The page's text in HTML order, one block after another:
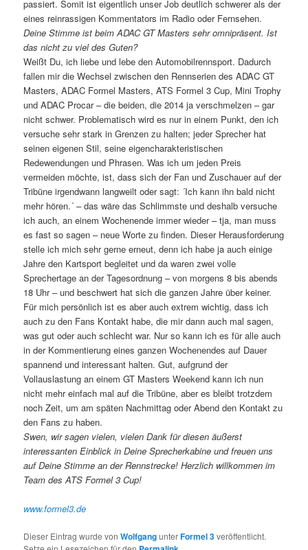
passiert. Somit ist eigentlich unser Job deutlich schwerer als der
eines reinrassigen Kommentators im Radio oder Fernsehen.
Deine Stimme ist beim ADAC GT Masters sehr omnipräsent. Ist
das nicht zu viel des Guten?
Weißt Du, ich liebe und lebe den Automobilrennsport. Dadurch
fallen mir die Wechsel zwischen den Rennserien des ADAC GT
Masters, ADAC Formel Masters, ATS Formel 3 Cup, Mini Trophy
und ADAC Procar – die beiden, die 2014 ja verschmelzen – gar
nicht schwer. Problematisch wird es nur in einem Punkt, den ich
versuche sehr stark in Grenzen zu halten; jeder Sprecher hat
seinen eigenen Stil, seine eigencharakteristischen
Redewendungen und Phrasen. Was ich um jeden Preis
vermeiden möchte, ist, dass sich der Fan und Zuschauer auf der
Tribüne irgendwann langweilt oder sagt: ´Ich kann ihn bald nicht
mehr hören.´ – das wäre das Schlimmste und deshalb versuche
ich auch, an einem Wochenende immer wieder – tja, man muss
es fast so sagen – neue Worte zu finden. Dieser Herausforderung
stelle ich mich sehr gerne erneut, denn ich habe ja auch einige
Jahre den Kartsport begleitet und da waren zwei volle
Sprechertage an der Tagesordnung – von morgens 8 bis abends
18 Uhr – und beschwert hat sich die ganzen Jahre über keiner.
Für mich persönlich ist es aber auch extrem wichtig, dass ich
auch zu den Fans Kontakt habe, die mir dann auch mal sagen,
was gut oder auch schlecht war. Nur so kann ich es für alle auch
in der Kommentierung eines ganzen Wochenendes auf Dauer
spannend und interessant halten. Gut, aufgrund der
Vollauslastung an einem GT Masters Weekend kann ich nun
nicht mehr einfach mal auf die Tribüne, aber es bleibt trotzdem
noch Zeit, um am späten Nachmittag oder Abend den Kontakt zu
den Fans zu haben.
Swen, wir sagen vielen, vielen Dank für diesen äußerst
interessanten Einblick in Deine Sprecherkabine und freuen uns
auf Deine Stimme an der Rennstrecke! Herzlich willkommen im
Team des ATS Formel 3 Cup!
www.formel3.de
Dieser Eintrag wurde vonWolfgangunterFormel 3veröffentlicht.